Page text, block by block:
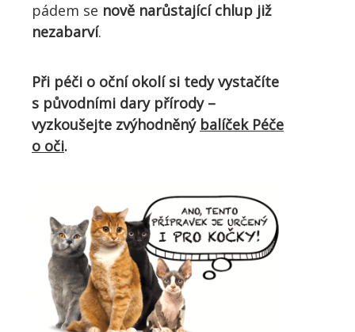
pádem se nově narůstající chlup již
nezabarví.
Při péči o oční okolí si tedy vystačíte
s původními dary přírody –
vyzkoušejte zvýhodněný balíček Péče
o oči.